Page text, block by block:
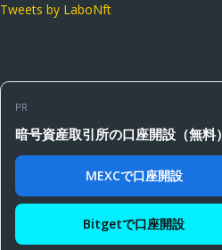
Tweets by LaboNft
PR
暗号資産取引所の口座開設（無料）
MEXCで口座開設
Bitgetで口座開設